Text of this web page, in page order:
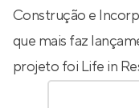
Construção e
que mais faz
projeto foi Life in